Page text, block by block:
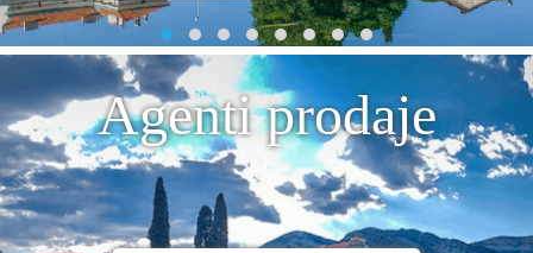
Agenti prodaje